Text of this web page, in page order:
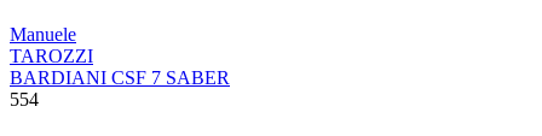
Manuele
TAROZZI
BARDIANI CSF 7 SABER
554